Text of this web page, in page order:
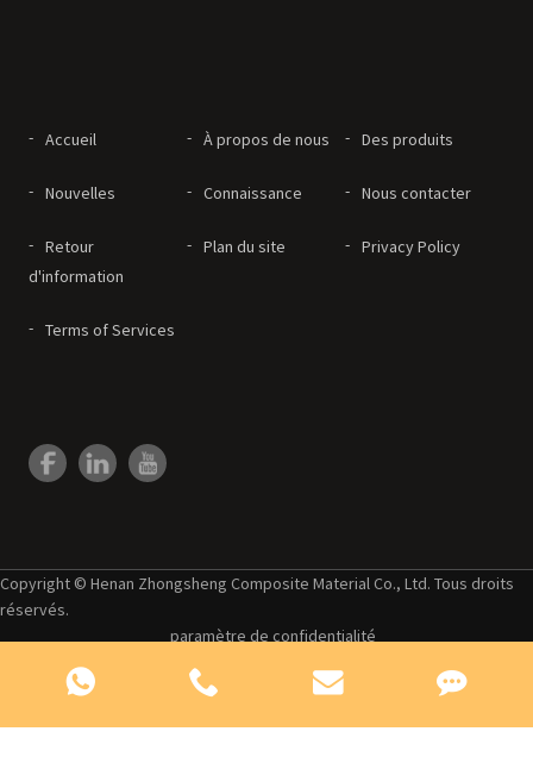
Accueil À propos de nous Des produits
Nouvelles Connaissance Nous contacter
Retour
d'information
Plan du site Privacy Policy
Terms of Services
Copyright © Henan Zhongsheng Composite Material Co., Ltd. Tous droits
réservés.
paramètre de confidentialité